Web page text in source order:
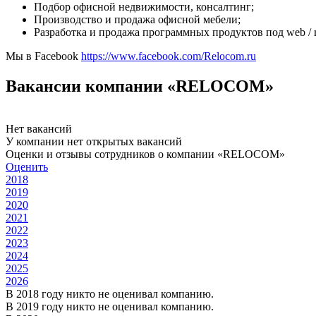
Подбор офисной недвижимости, консалтинг;
Производство и продажа офисной мебели;
Разработка и продажа программных продуктов под web /
Мы в Facebook https://www.facebook.com/Relocom.ru
Вакансии компании «RELOCOM»
Нет вакансий
У компании нет открытых вакансий
Оценки и отзывы сотрудников о компании «RELOCOM»
Оценить
2018
2019
2020
2021
2022
2023
2024
2025
2026
В 2018 году никто не оценивал компанию.
В 2019 году никто не оценивал компанию.